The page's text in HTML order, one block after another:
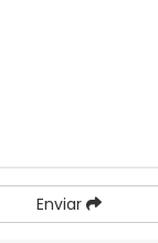
Enviar